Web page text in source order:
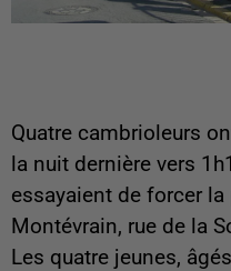
Quatre cambrioleurs
la nuit dernière vers
essayaient de forcer la
Montévrain, rue de la
Les quatre jeunes,